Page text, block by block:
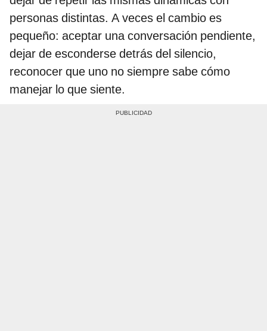
personas distintas. A veces el cambio es
pequeño: aceptar una conversación pendiente,
dejar de esconderse detrás del silencio,
reconocer que uno no siempre sabe cómo
manejar lo que siente.